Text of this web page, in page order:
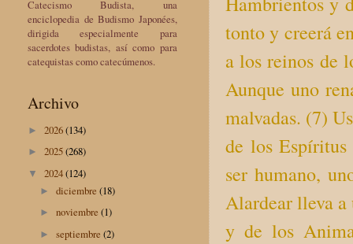
tonto y creerá
a los reinos de
Aunque uno
malvadas. (7)
de los
ser humano,
Alardear lleva a
y de los
Catecismo Budista, una
enciclopedia de Budismo Japonées,
dirigida especialmente para
sacerdotes budistas, así como para
catequistas como catecúmenos.
Archivo
► 2026(134)
► 2025(268)
▼ 2024(124)
►diciembre(18)
►noviembre(1)
►septiembre(2)